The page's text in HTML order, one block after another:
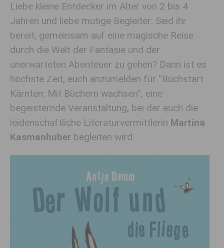
Liebe kleine Entdecker im Alter von 2 bis 4
Jahren und liebe mutige Begleiter: Seid ihr
bereit, gemeinsam auf eine magische Reise
durch die Welt der Fantasie und der
unerwarteten Abenteuer zu gehen? Dann ist es
höchste Zeit, euch anzumelden für “Buchstart
Kärnten: Mit Büchern wachsen”, eine
begeisternde Veranstaltung, bei der euch die
leidenschaftliche Literaturvermittlerin Martina
Kasmanhuber begleiten wird.